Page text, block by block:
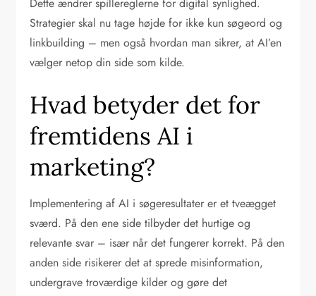
Dette ændrer spillereglerne for digital synlighed.
Strategier skal nu tage højde for ikke kun søgeord og
linkbuilding – men også hvordan man sikrer, at AI’en
vælger netop din side som kilde.
Hvad betyder det for
fremtidens AI i
marketing?
Implementering af AI i søgeresultater er et tveægget
sværd. På den ene side tilbyder det hurtige og
relevante svar – især når det fungerer korrekt. På den
anden side risikerer det at sprede misinformation,
undergrave troværdige kilder og gøre det